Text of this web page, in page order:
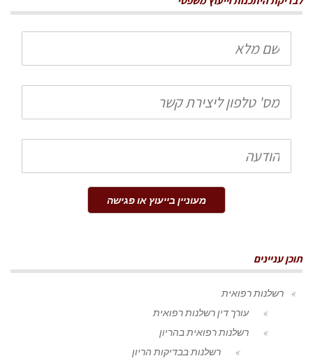
שם
מלא
טלפון
הודעה
מעוניין בייעוץ או פגישה
תוכן עניינים
רשלנות רפואית
עורך דין רשלנות רפואית
רשלנות רפואית בהריון
רשלנות בבדיקות הריון